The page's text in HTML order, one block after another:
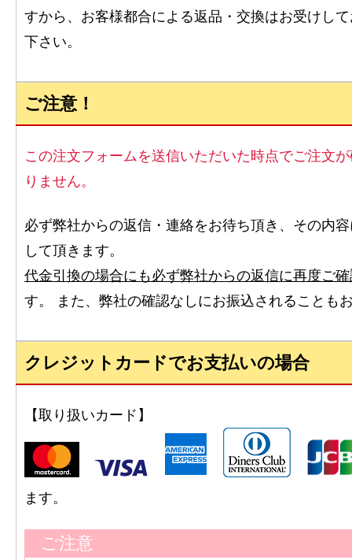
すから、お客様都合による返品・交換はお受けし
下さい。
ご注意！
この注文フォームを送信いただいた時点でご注文
りません。
必ず弊社からの返信・連絡をお待ち頂き、その内
して頂きます。
代金引換の場合にも必ず弊社からの返信に再度ご
す。 また、弊社の確認なしにお振込されることも
クレジットカードでお支払いの場合
【取り扱いカード】
ます。
ご注意